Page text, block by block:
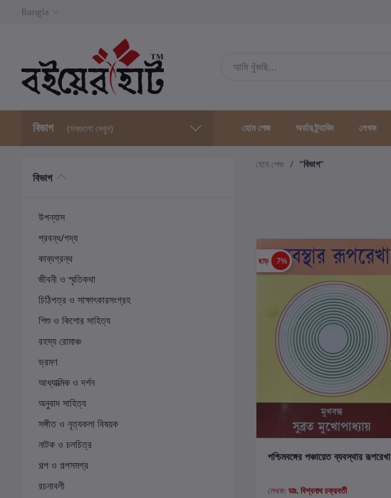
Bangla
বিভাগ (সবগুলো দেখুন) হোম পেজ অর্ডার ট্র্যাকিং লেখক
বিভাগ
উপন্যাস
প্রবন্ধ/গদ্য
কাব্যগ্রন্থ
জীবনী ও স্মৃতিকথা
চিঠিপত্র ও সাক্ষাৎকারসংগ্রহ
শিশু ও কিশোর সাহিত্য
রহস্য রোমাঞ্চ
ভ্রমণ
আধ্যাত্মিক ও দর্শন
অনুবাদ সাহিত্য
সঙ্গীত ও নৃত্যকলা বিষয়ক
নাটক ও চলচিত্র
গল্প ও গল্পসমগ্র
রচনাবলী
হোম পেজ
"বিভাগ"
ছাড় 7%
কার্টে যোগ করুন
পশ্চিমবঙ্গের পঞ্চায়েত ব্যবস্থার রূপরেখা
লেখক: ডাঃ. বিশ্বনাথ চক্রবর্তী